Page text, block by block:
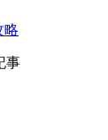
略
事